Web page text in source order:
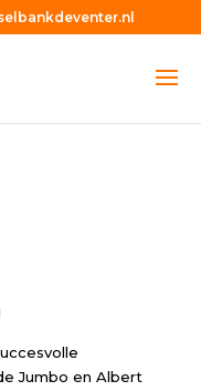
Jumbo en Albert